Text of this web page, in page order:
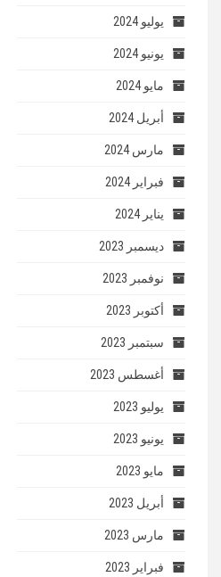
يوليو 2024
يونيو 2024
مايو 2024
أبريل 2024
مارس 2024
فبراير 2024
يناير 2024
ديسمبر 2023
نوفمبر 2023
أكتوبر 2023
سبتمبر 2023
أغسطس 2023
يوليو 2023
يونيو 2023
مايو 2023
أبريل 2023
مارس 2023
فبراير 2023